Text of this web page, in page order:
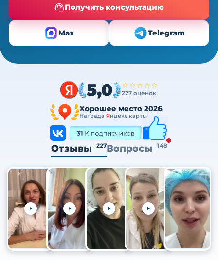
Получить консультацию
Max Telegram
5,0 227 оценок
Хорошее место 2026
Награда Яндекс карты
Отзывы 227Вопросы 148
+105